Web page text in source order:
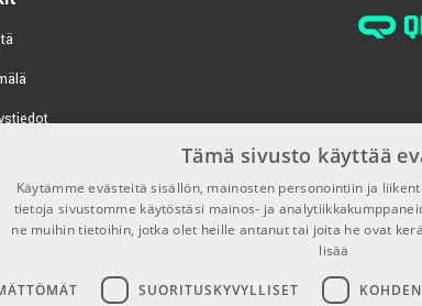
€43,70/kpl
Tämä sivusto käyttää
Käytämme evästeitä sisällön, mainosten personointiin ja
tietoja sivustomme käytöstäsi mainos- ja
ne muihin tietoihin, jotka olet heille antanut tai joita he ovat
lisää
SUORITUSKYVYLLISET